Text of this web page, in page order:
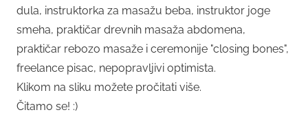
dula, instruktorka za masažu beba, instruktor joge
smeha, praktičar drevnih masaža abdomena,
praktičar rebozo masaže i ceremonije "closing bones",
freelance pisac, nepopravljivi optimista.
Klikom na sliku možete pročitati više.
Čitamo se! :)